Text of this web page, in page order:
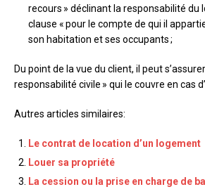
recours » déclinant la responsabilité du
clause « pour le compte de qui il
son habitation et ses occupants ;
Du point de la vue du client, il peut
responsabilité civile » qui le couvre en cas
Autres articles similaires:
Le contrat de location d’un logement
Louer sa propriété
La cession ou la prise en charge de